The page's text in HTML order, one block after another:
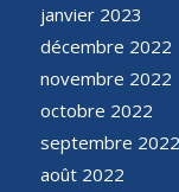
janvier 2023
décembre 2022
novembre 2022
octobre 2022
septembre 2022
août 2022